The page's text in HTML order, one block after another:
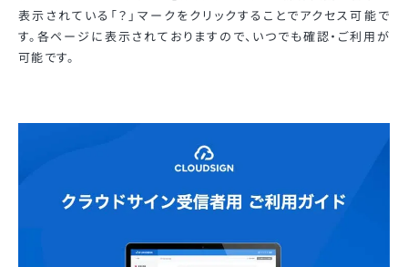
表示されている「？」マークをクリックすることでアクセス可能で
す。各ページに表示されておりますので、いつでも確認・ご利用が
可能です。